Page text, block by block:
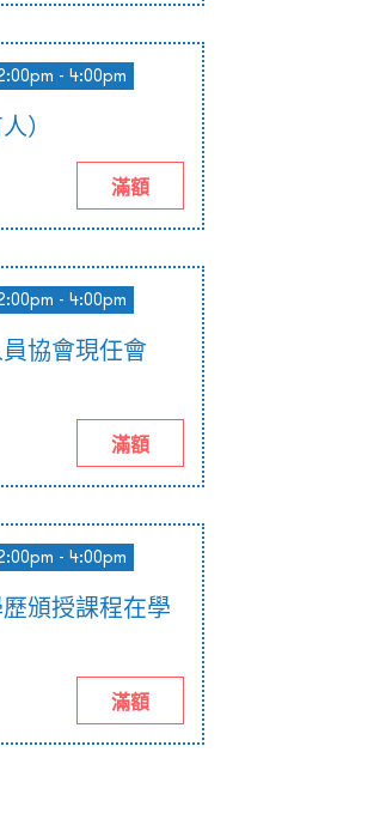
- 4:00pm
）
滿額
- 4:00pm
協會現任會
滿額
- 4:00pm
頒授課程在學
滿額